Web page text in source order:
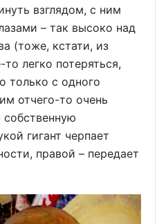
взглядом, с ним
– так высоко над
(тоже, кстати, из
легко потеряться,
только с одного
отчего-то очень
гигант черпает
правой – передает